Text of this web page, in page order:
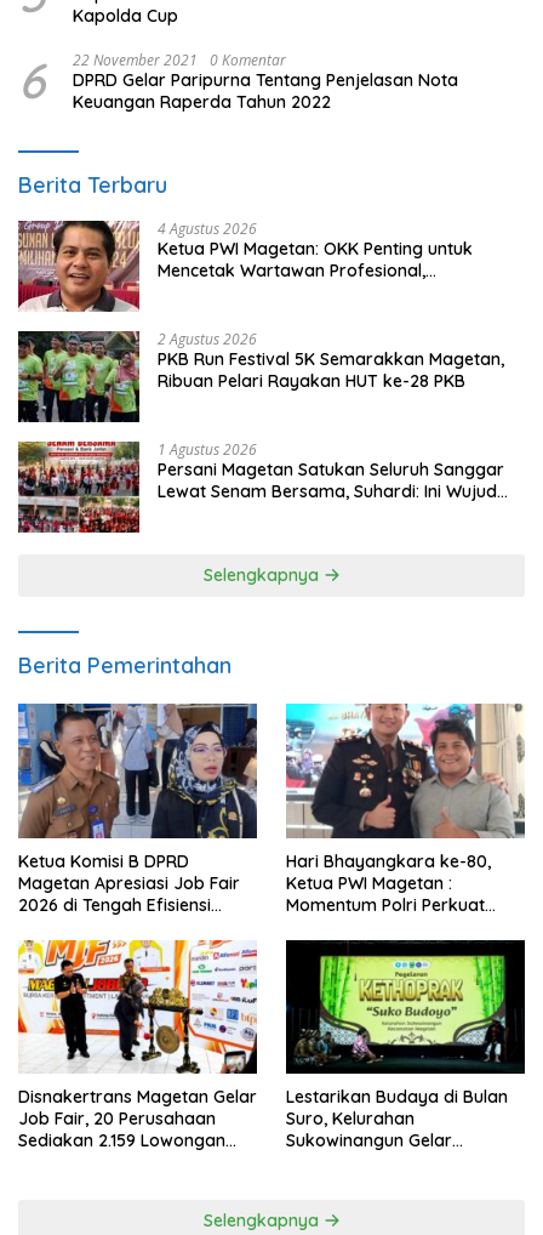
Kapolda Cup
6 22 November 2021 0 Komentar
DPRD Gelar Paripurna Tentang Penjelasan Nota
Keuangan Raperda Tahun 2022
Berita Terbaru
4 Agustus 2026
Ketua PWI Magetan: OKK Penting untuk
Mencetak Wartawan Profesional,
2 Agustus 2026
PKB Run Festival 5K Semarakkan Magetan,
Ribuan Pelari Rayakan HUT ke-28 PKB
1 Agustus 2026
Persani Magetan Satukan Seluruh Sanggar
Lewat Senam Bersama, Suhardi: Ini Wujud
Selengkapnya
Berita Pemerintahan
Ketua Komisi B DPRD
Magetan Apresiasi Job Fair
2026 di Tengah Efisiensi
Hari Bhayangkara ke-80,
Ketua PWI Magetan :
Momentum Polri Perkuat
Disnakertrans Magetan Gelar
Job Fair, 20 Perusahaan
Sediakan 2.159 Lowongan
Lestarikan Budaya di Bulan
Suro, Kelurahan
Sukowinangun Gelar
Selengkapnya